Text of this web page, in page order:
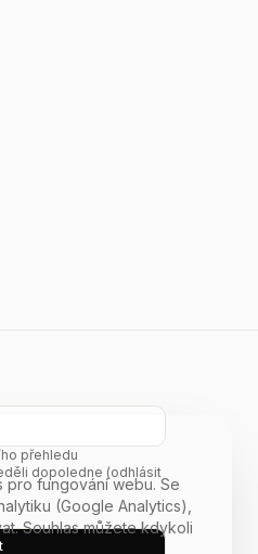
pro fungování webu. Se
(Google Analytics),
Souhlas můžete kdykoli
přehledu
dopoledne (odhlásit